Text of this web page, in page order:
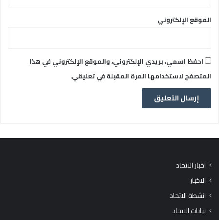
الموقع الإلكتروني
احفظ اسمي، بريدي الإلكتروني، والموقع الإلكتروني في هذا
المتصفح لاستخدامها المرة المقبلة في تعليقي.
اخبار الاتحاد
الاخبار
انشطة الاتحاد
بيانات الاتحاد